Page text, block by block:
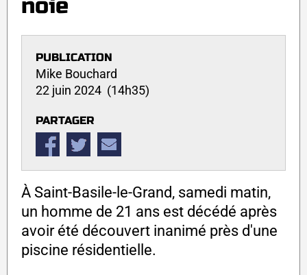
noie
PUBLICATION
Mike Bouchard
22 juin 2024 (14h35)
PARTAGER
À Saint-Basile-le-Grand, samedi matin,
un homme de 21 ans est décédé après
avoir été découvert inanimé près d'une
piscine résidentielle.